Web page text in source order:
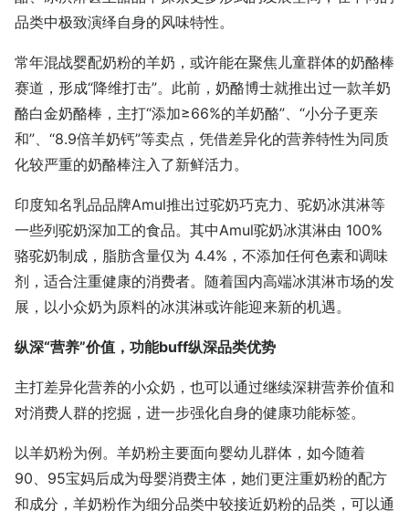
品类中极致演绎自身的风味特性。
常年混战婴配奶粉的羊奶，或许能在聚焦儿童群体的奶酪棒
赛道，形成“降维打击”。此前，奶酪博士就推出过一款羊奶
酪白金奶酪棒，主打“添加≥66%的羊奶酪”、“小分子更亲
和”、“8.9倍羊奶钙”等卖点，凭借差异化的营养特性为同质
化较严重的奶酪棒注入了新鲜活力。
印度知名乳品品牌Amul推出过驼奶巧克力、驼奶冰淇淋等
一些列驼奶深加工的食品。其中Amul驼奶冰淇淋由 100%
骆驼奶制成，脂肪含量仅为 4.4%，不添加任何色素和调味
剂，适合注重健康的消费者。随着国内高端冰淇淋市场的发
展，以小众奶为原料的冰淇淋或许能迎来新的机遇。
纵深“营养”价值，功能buff纵深品类优势
主打差异化营养的小众奶，也可以通过继续深耕营养价值和
对消费人群的挖掘，进一步强化自身的健康功能标签。
以羊奶粉为例。羊奶粉主要面向婴幼儿群体，如今随着
90、95宝妈后成为母婴消费主体，她们更注重奶粉的配方
和成分，羊奶粉作为细分品类中较接近奶粉的品类，可以通